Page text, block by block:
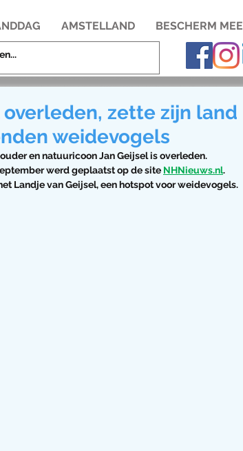
AMSTELLAND BESCHERM MEE
zette zijn land
weidevogels
en natuuricoon Jan Geijsel is overleden.
werd geplaatst op de site NHNieuws.nl.
Landje van Geijsel, een hotspot voor weidevogels.